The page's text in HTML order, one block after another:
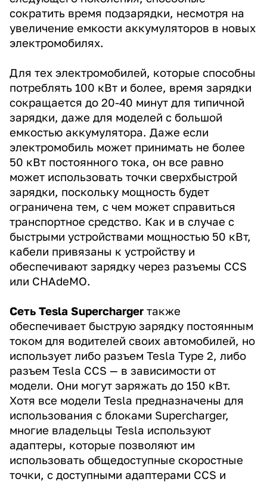
сократить время подзарядки, несмотря на
увеличение емкости аккумуляторов в новых
электромобилях.
Для тех электромобилей, которые способны
потреблять 100 кВт и более, время зарядки
сокращается до 20-40 минут для типичной
зарядки, даже для моделей с большой
емкостью аккумулятора. Даже если
электромобиль может принимать не более
50 кВт постоянного тока, он все равно
может использовать точки сверхбыстрой
зарядки, поскольку мощность будет
ограничена тем, с чем может справиться
транспортное средство. Как и в случае с
быстрыми устройствами мощностью 50 кВт,
кабели привязаны к устройству и
обеспечивают зарядку через разъемы CCS
или CHAdeMO.
Сеть Tesla Supercharger также
обеспечивает быструю зарядку постоянным
током для водителей своих автомобилей, но
использует либо разъем Tesla Type 2, либо
разъем Tesla CCS — в зависимости от
модели. Они могут заряжать до 150 кВт.
Хотя все модели Tesla предназначены для
использования с блоками Supercharger,
многие владельцы Tesla используют
адаптеры, которые позволяют им
использовать общедоступные скоростные
точки, с доступными адаптерами CCS и